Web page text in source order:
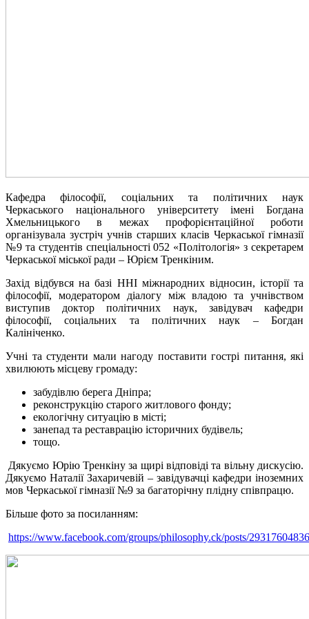
Кафедра філософії, соціальних та політичних наук
Черкаського національного університету імені Богдана
Хмельницького в межах профорієнтаційної роботи
організувала зустріч учнів старших класів Черкаської гімназії
№9 та студентів спеціальності 052 «Політологія» з секретарем
Черкаської міської ради – Юрієм Тренкіним.
Захід відбувся на базі ННІ міжнародних відносин, історії та
філософії, модератором діалогу між владою та учнівством
виступив доктор політичних наук, завідувач кафедри
філософії, соціальних та політичних наук – Богдан
Калініченко.
Учні та студенти мали нагоду поставити гострі питання, які
хвилюють місцеву громаду:
забудівлю берега Дніпра;
реконструкцію старого житлового фонду;
екологічну ситуацію в місті;
занепад та реставрацію історичних будівель;
тощо.
Дякуємо Юрію Тренкіну за щирі відповіді та вільну дискусію.
Дякуємо Наталії Захаричевій – завідувачці кафедри іноземних
мов Черкаської гімназії №9 за багаторічну плідну співпрацю.
Більше фото за посиланням:
https://www.facebook.com/groups/philosophy.ck/posts/